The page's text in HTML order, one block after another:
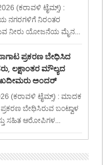
(ಕರಾವಳಿ ಟೈಮ್ಸ್) :
ನಗರಗಳಿಗೆ ನಿರಂತರ
ನೀರು ಯೋಜನೆಯ ಮೈನ...
ಪ್ರಕರಣ ಬೇಧಿಸಿದ
ಲಕ್ಷಾಂತರ ಮೌಲ್ಯದ
ಅಂದರ್
(ಕರಾವಳಿ ಟೈಮ್ಸ್) : ಮಾದಕ
ಬೇಧಿಸಿರುವ ಬಂಟ್ವಾಳ
ಸಹಿತ ಆರೋಪಿಗಳ...